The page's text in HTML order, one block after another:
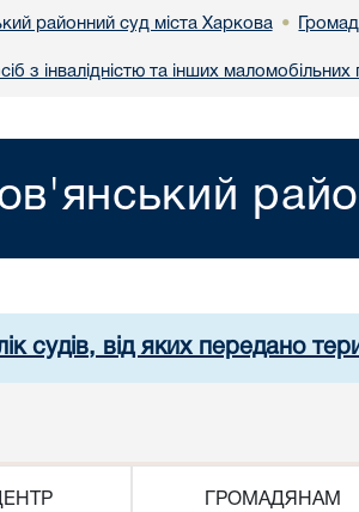
районний суд міста Харкова •
з інвалідністю та інших маломобільних
судів, від яких передано
ГРОМАДЯНАМ